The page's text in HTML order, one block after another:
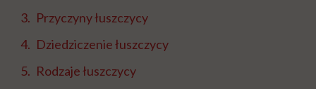
Przyczyny łuszczycy
Dziedziczenie łuszczycy
Rodzaje łuszczycy